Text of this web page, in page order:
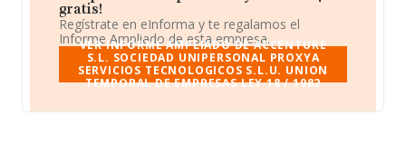
gratis!
Regístrate en eInforma y te regalamos el
Informe Ampliado de esta empresa.
VER INFORME AMPLIADO DE ACCENTURE
S.L. SOCIEDAD UNIPERSONAL PROXYA
SERVICIOS TECNOLOGICOS S.L.U. UNION
TEMPORAL DE EMPRESAS LEY 18 / 1982